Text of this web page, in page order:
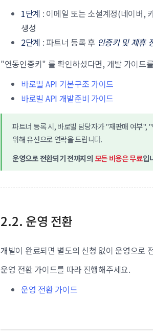
1단계 : 이메일 또는 소셜계정(네이버,
생성
2단계 : 파트너 등록 후 인증키 및 제휴
"연동인증키" 를 확인하셨다면, 개발 가이드
바로빌 API 기본구조 가이드
바로빌 API 개발준비 가이드
파트너 등록 시, 바로빌 담당자가 "재판매 여부",
위해 유선으로 연락을 드립니다.
운영으로 전환되기 전까지의 모든 비용은 무료입
운영 전환
개발이 완료되면 별도의 신청 없이 운영으로
운영 전환 가이드를 따라 진행해주세요.
운영 전환 가이드